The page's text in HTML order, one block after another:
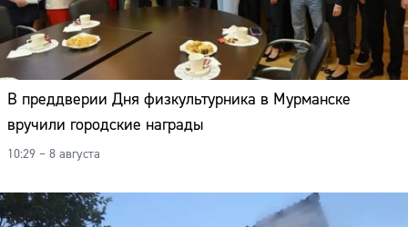
В преддверии Дня физкультурника в Мурманске
вручили городские награды
10:29 – 8 августа